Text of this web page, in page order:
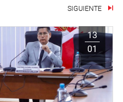
SIGUIENTE
13
01